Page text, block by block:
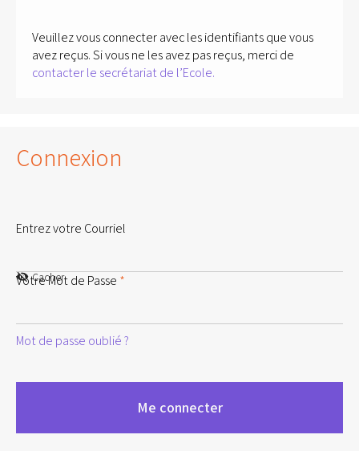
Veuillez vous connecter avec les identifiants que vous
avez reçus. Si vous ne les avez pas reçus, merci de
contacter le secrétariat de l’Ecole.
Connexion
Entrez votre Courriel
Votre Mot de Passe *
Cacher
Mot de passe oublié ?